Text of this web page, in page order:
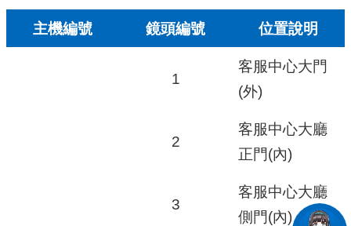
主機編號 鏡頭編號 位置說明
1
客服中心大門
(外)
2
客服中心大廳
正門(內)
3
客服中心大廳
側門(內)